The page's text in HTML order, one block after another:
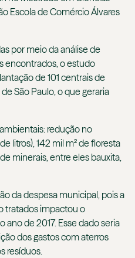
Escola de Comércio Álvares
por meio da análise de
encontrados, o estudo
de 101 centrais de
São Paulo, o que geraria
redução no
litros), 142 mil m² de floresta
minerais, entre eles bauxita,
da despesa municipal, pois a
tratados impactou o
de 2017. Esse dado seria
dos gastos com aterros
resíduos.